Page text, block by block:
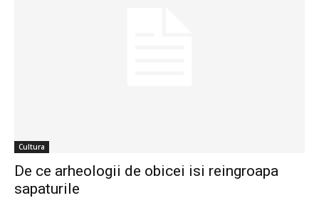
Cultura
De ce arheologii de obicei isi reingroapa
sapaturile